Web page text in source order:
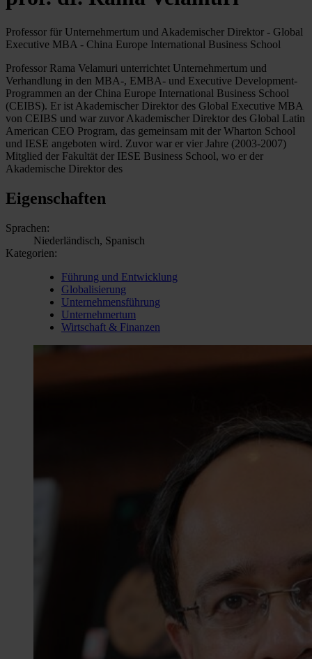
Professor für Unternehmertum und Akademischer Direktor - Global
Executive MBA - China Europe International Business School
Professor Rama Velamuri unterrichtet Unternehmertum und
Verhandlung in den MBA-, EMBA- und Executive Development-
Programmen an der China Europe International Business School
(CEIBS). Er ist Akademischer Direktor des Global Executive MBA
von CEIBS und war zuvor Akademischer Direktor des Global Latin
American CEO Program, das gemeinsam mit der Wharton School
und IESE angeboten wird. Zuvor war er vier Jahre (2003-2007)
Mitglied der Fakultät der IESE Business School, wo er der
Akademische Direktor des
Eigenschaften
Sprachen:
Niederländisch, Spanisch
Kategorien:
Führung und Entwicklung
Globalisierung
Unternehmensführung
Unternehmertum
Wirtschaft & Finanzen